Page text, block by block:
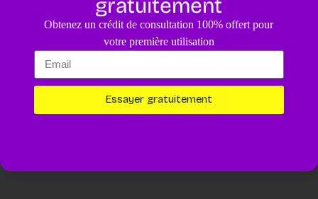
Un diagnostic pour votre animal assisté par IA.
Essayer maintenant
gratuitement
Obtenez un crédit de consultation 100% offert pour
votre première utilisation
Essayer gratuitement